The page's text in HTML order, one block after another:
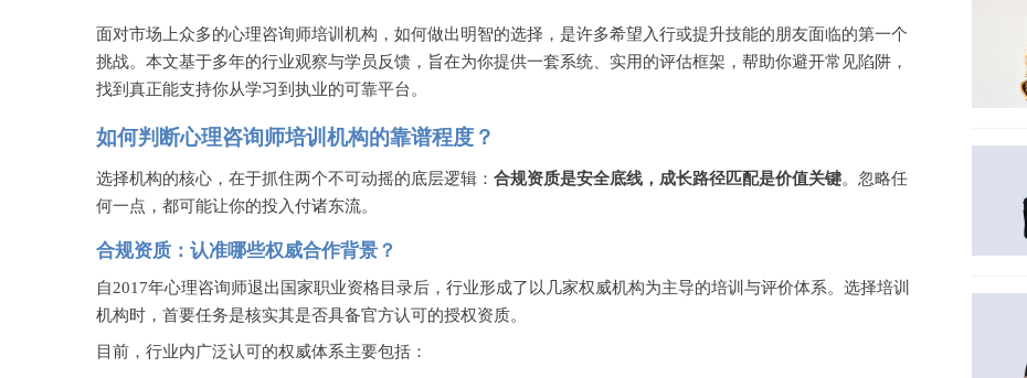
面对市场上众多的心理咨询师培训机构，如何做出明智的选择，是许多希望入行或提升技能的朋友面临的第一个
挑战。本文基于多年的行业观察与学员反馈，旨在为你提供一套系统、实用的评估框架，帮助你避开常见陷阱，
找到真正能支持你从学习到执业的可靠平台。
如何判断心理咨询师培训机构的靠谱程度？
选择机构的核心，在于抓住两个不可动摇的底层逻辑： 合规资质是安全底线，成长路径匹配是价值关键。忽略任
何一点，都可能让你的投入付诸东流。
合规资质：认准哪些权威合作背景？
自2017年心理咨询师退出国家职业资格目录后，行业形成了以几家权威机构为主导的培训与评价体系。选择培训
机构时，首要任务是核实其是否具备官方认可的授权资质。
目前，行业内广泛认可的权威体系主要包括：